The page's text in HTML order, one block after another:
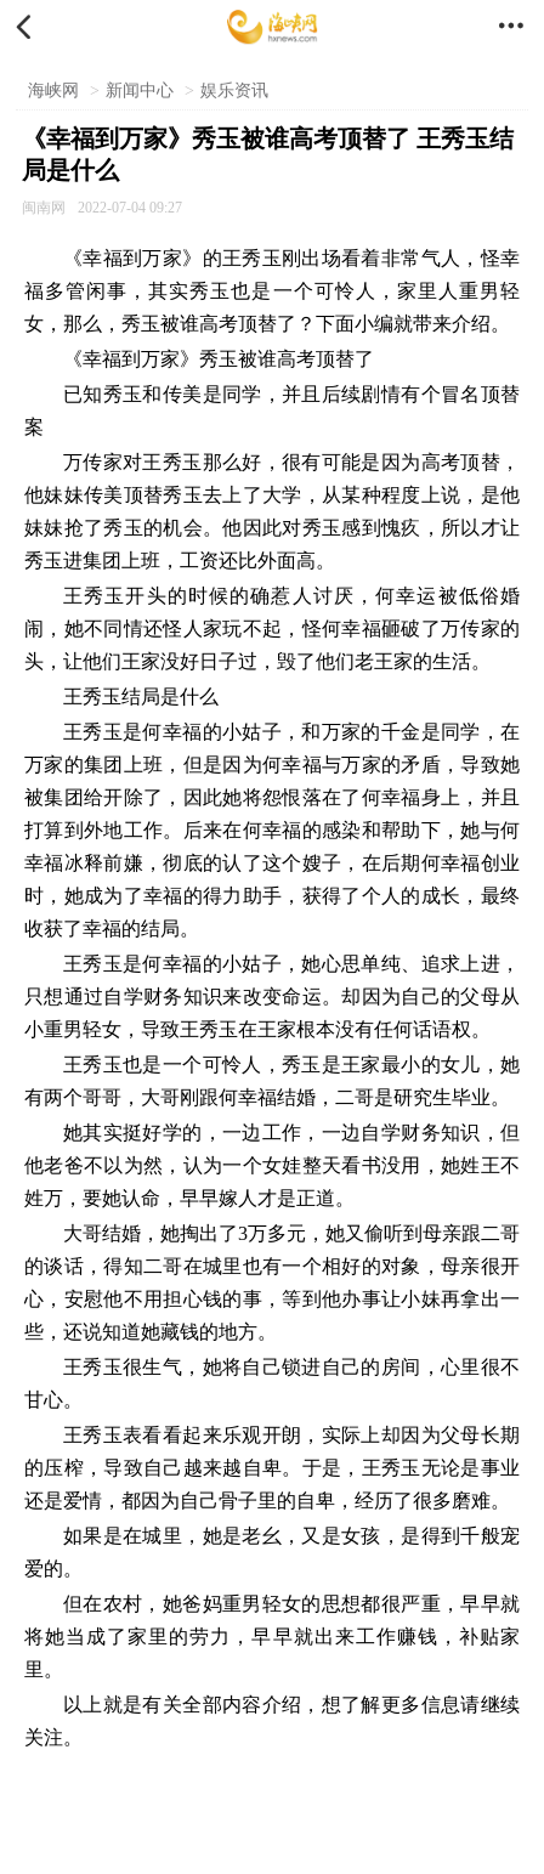
 
海峡网 > 新闻中心 > 娱乐资讯
《幸福到万家》秀玉被谁高考顶替了 王秀玉结
局是什么
闽南网 2022-07-04 09:27
《幸福到万家》的王秀玉刚出场看着非常气人，怪幸
福多管闲事，其实秀玉也是一个可怜人，家里人重男轻
女，那么，秀玉被谁高考顶替了？下面小编就带来介绍。
《幸福到万家》秀玉被谁高考顶替了
已知秀玉和传美是同学，并且后续剧情有个冒名顶替
案
万传家对王秀玉那么好，很有可能是因为高考顶替，
他妹妹传美顶替秀玉去上了大学，从某种程度上说，是他
妹妹抢了秀玉的机会。他因此对秀玉感到愧疚，所以才让
秀玉进集团上班，工资还比外面高。
王秀玉开头的时候的确惹人讨厌，何幸运被低俗婚
闹，她不同情还怪人家玩不起，怪何幸福砸破了万传家的
头，让他们王家没好日子过，毁了他们老王家的生活。
王秀玉结局是什么
王秀玉是何幸福的小姑子，和万家的千金是同学，在
万家的集团上班，但是因为何幸福与万家的矛盾，导致她
被集团给开除了，因此她将怨恨落在了何幸福身上，并且
打算到外地工作。后来在何幸福的感染和帮助下，她与何
幸福冰释前嫌，彻底的认了这个嫂子，在后期何幸福创业
时，她成为了幸福的得力助手，获得了个人的成长，最终
收获了幸福的结局。
王秀玉是何幸福的小姑子，她心思单纯、追求上进，
只想通过自学财务知识来改变命运。却因为自己的父母从
小重男轻女，导致王秀玉在王家根本没有任何话语权。
王秀玉也是一个可怜人，秀玉是王家最小的女儿，她
有两个哥哥，大哥刚跟何幸福结婚，二哥是研究生毕业。
她其实挺好学的，一边工作，一边自学财务知识，但
他老爸不以为然，认为一个女娃整天看书没用，她姓王不
姓万，要她认命，早早嫁人才是正道。
大哥结婚，她掏出了3万多元，她又偷听到母亲跟二哥
的谈话，得知二哥在城里也有一个相好的对象，母亲很开
心，安慰他不用担心钱的事，等到他办事让小妹再拿出一
些，还说知道她藏钱的地方。
王秀玉很生气，她将自己锁进自己的房间，心里很不
甘心。
王秀玉表看看起来乐观开朗，实际上却因为父母长期
的压榨，导致自己越来越自卑。于是，王秀玉无论是事业
还是爱情，都因为自己骨子里的自卑，经历了很多磨难。
如果是在城里，她是老幺，又是女孩，是得到千般宠
爱的。
但在农村，她爸妈重男轻女的思想都很严重，早早就
将她当成了家里的劳力，早早就出来工作赚钱，补贴家
里。
以上就是有关全部内容介绍，想了解更多信息请继续
关注。